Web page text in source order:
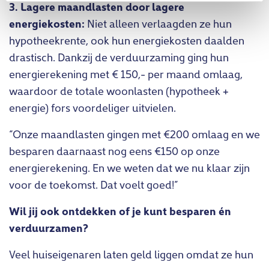
3. Lagere maandlasten door lagere
energiekosten: Niet alleen verlaagden ze hun
hypotheekrente, ook hun energiekosten daalden
drastisch. Dankzij de verduurzaming ging hun
energierekening met € 150,- per maand omlaag,
waardoor de totale woonlasten (hypotheek +
energie) fors voordeliger uitvielen.
“Onze maandlasten gingen met €200 omlaag en we
besparen daarnaast nog eens €150 op onze
energierekening. En we weten dat we nu klaar zijn
voor de toekomst. Dat voelt goed!”
Wil jij ook ontdekken of je kunt besparen én
verduurzamen?
Veel huiseigenaren laten geld liggen omdat ze hun